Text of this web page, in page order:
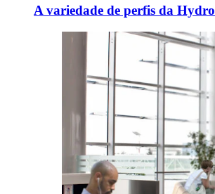
A variedade de perfis da Hydro